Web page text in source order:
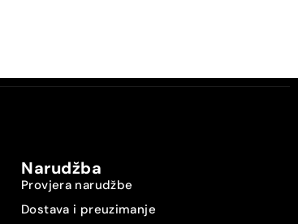
Narudžba
Provjera narudžbe
Dostava i preuzimanje